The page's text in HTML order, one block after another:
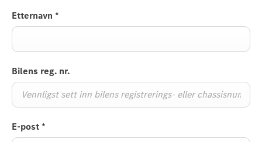
Etternavn *
Bilens reg. nr.
E-post *